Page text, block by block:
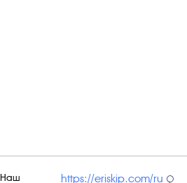
Наш https://eriskip.com/ru